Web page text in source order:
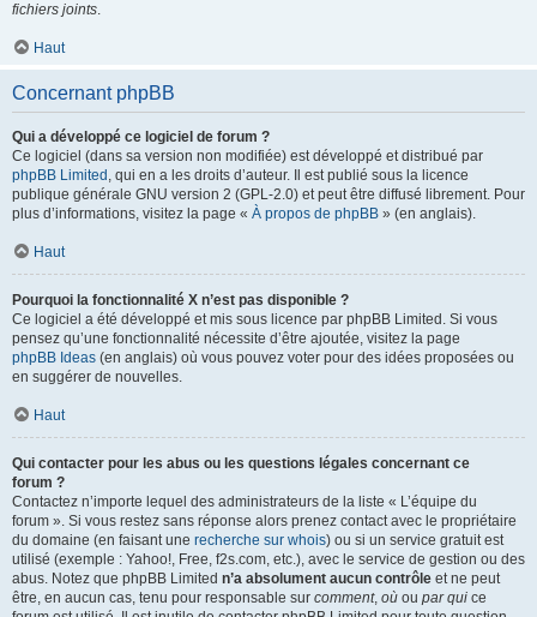
fichiers joints.
Haut
Concernant phpBB
Qui a développé ce logiciel de forum ?
Ce logiciel (dans sa version non modifiée) est développé et distribué par
phpBB Limited , qui en a les droits d’auteur. Il est publié sous la licence
publique générale GNU version 2 (GPL-2.0) et peut être diffusé librement. Pour
plus d’informations, visitez la page « À propos de phpBB » (en anglais).
Haut
Pourquoi la fonctionnalité X n’est pas disponible ?
Ce logiciel a été développé et mis sous licence par phpBB Limited. Si vous
pensez qu’une fonctionnalité nécessite d’être ajoutée, visitez la page
phpBB Ideas (en anglais) où vous pouvez voter pour des idées proposées ou
en suggérer de nouvelles.
Haut
Qui contacter pour les abus ou les questions légales concernant ce
forum ?
Contactez n’importe lequel des administrateurs de la liste « L’équipe du
forum ». Si vous restez sans réponse alors prenez contact avec le propriétaire
du domaine (en faisant une recherche sur whois) ou si un service gratuit est
utilisé (exemple : Yahoo!, Free, f2s.com, etc.), avec le service de gestion ou des
abus. Notez que phpBB Limited n’a absolument aucun contrôle et ne peut
être, en aucun cas, tenu pour responsable sur comment, où ou par qui ce